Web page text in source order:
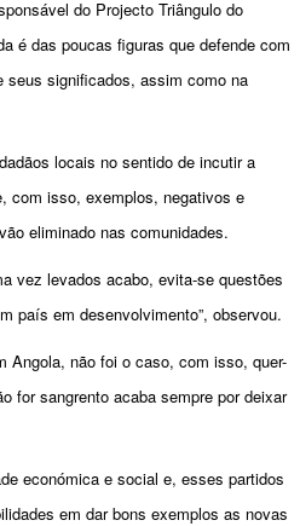
do Projecto Triângulo do
é das poucas figuras que defende com
seus significados, assim como na
locais no sentido de incutir a
com isso, exemplos, negativos e
eliminado nas comunidades.
vez levados acabo, evita-se questões
país em desenvolvimento”, observou.
Angola, não foi o caso, com isso, quer-
for sangrento acaba sempre por deixar
económica e social e, esses partidos
em dar bons exemplos as novas